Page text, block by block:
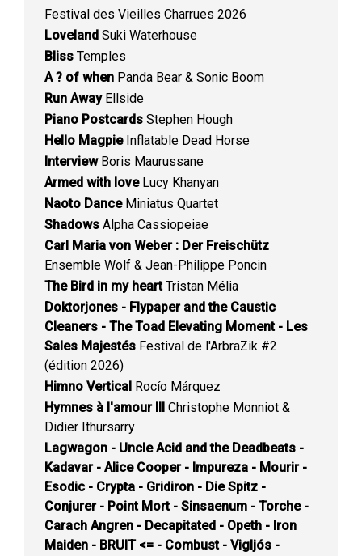
Festival des Vieilles Charrues 2026
Loveland Suki Waterhouse
Bliss Temples
A ? of when Panda Bear & Sonic Boom
Run AwayEllside
Piano Postcards Stephen Hough
Hello MagpieInflatable Dead Horse
InterviewBoris Maurussane
Armed with loveLucy Khanyan
Naoto DanceMiniatus Quartet
Shadows Alpha Cassiopeiae
Carl Maria von Weber : Der Freischütz
Ensemble Wolf & Jean-Philippe Poncin
The Bird in my heartTristan Mélia
Doktorjones - Flypaper and the Caustic
Cleaners - The Toad Elevating Moment - Les
Sales Majestés Festival de l'ArbraZik #2
(édition 2026)
Himno Vertical Rocío Márquez
Hymnes à l'amour III Christophe Monniot &
Didier Ithursarry
Lagwagon - Uncle Acid and the Deadbeats -
Kadavar - Alice Cooper - Impureza - Mourir -
Esodic - Crypta - Gridiron - Die Spitz -
Conjurer - Point Mort - Sinsaenum - Torche -
Carach Angren - Decapitated - Opeth - Iron
Maiden - BRUIT <= - Combust - Vigljós -